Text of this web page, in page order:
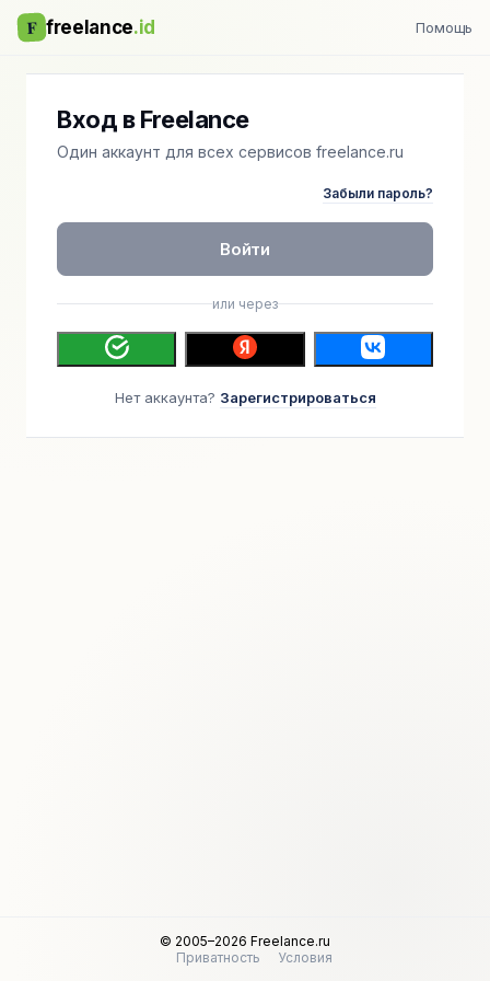
F freelance.id Помощь
Вход в Freelance
Один аккаунт для всех сервисов freelance.ru
Забыли пароль?
Войти
или через
Нет аккаунта? Зарегистрироваться
© 2005–2026 Freelance.ru
Приватность
Условия